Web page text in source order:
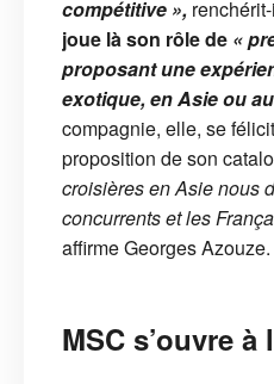
compétitive »,
joue là son rôle de «
proposant une
exotique, en Asie ou
compagnie, elle, se
proposition de son
croisières en Asie nous
concurrents et les
affirme Georges Azouze.
MSC s’ouvre à